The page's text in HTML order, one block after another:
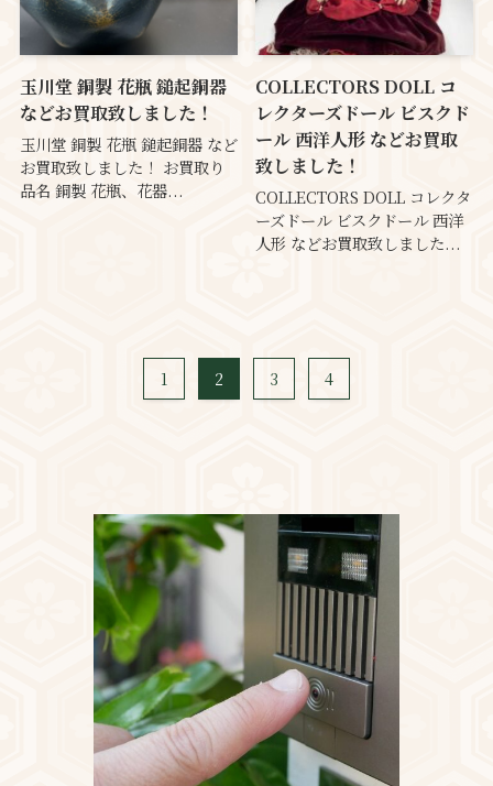
玉川堂 銅製 花瓶 鎚起銅器
などお買取致しました！
玉川堂 銅製 花瓶 鎚起銅器 など
お買取致しました！ お買取り
品名 銅製 花瓶、花器...
COLLECTORS DOLL コ
レクターズドール ビスクド
ール 西洋人形 などお買取
致しました！
COLLECTORS DOLL コレクタ
ーズドール ビスクドール 西洋
人形 などお買取致しました...
1 2 3 4